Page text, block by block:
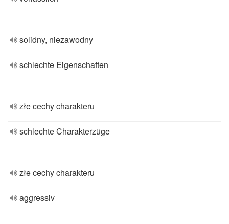
solidny, niezawodny
schlechte Eigenschaften
złe cechy charakteru
schlechte Charakterzüge
złe cechy charakteru
aggressiv